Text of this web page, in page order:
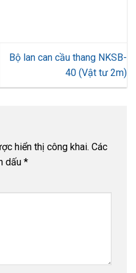
Bộ lan can cầu thang NKSB-
40 (Vật tư 2m)
hiển thị công khai. Các
dấu *